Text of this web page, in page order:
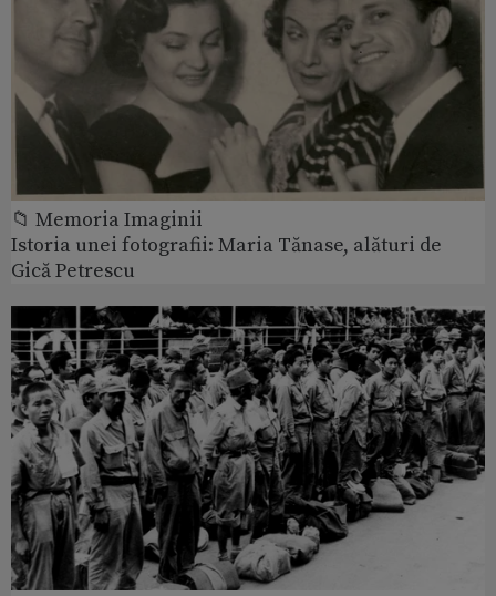
📁 Memoria Imaginii
Istoria unei fotografii: Maria Tănase, alături de
Gică Petrescu